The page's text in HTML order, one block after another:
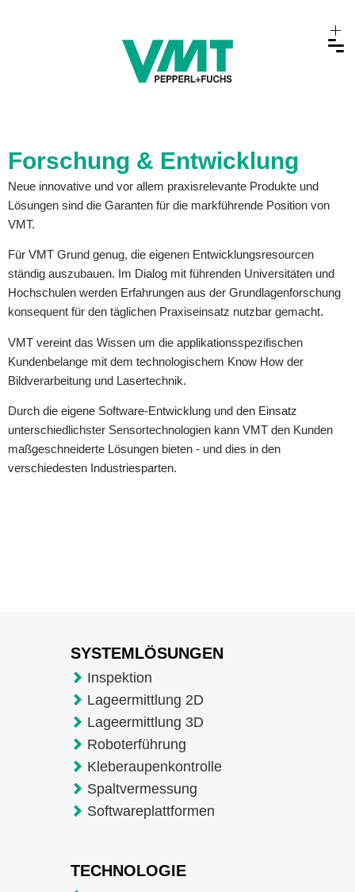
Forschung & Entwicklung
Neue innovative und vor allem praxisrelevante Produkte und
Lösungen sind die Garanten für die markführende Position von
VMT.
Für VMT Grund genug, die eigenen Entwicklungsresourcen
ständig auszubauen. Im Dialog mit führenden Universitäten und
Hochschulen werden Erfahrungen aus der Grundlagenforschung
konsequent für den täglichen Praxiseinsatz nutzbar gemacht.
VMT vereint das Wissen um die applikationsspezifischen
Kundenbelange mit dem technologischem Know How der
Bildverarbeitung und Lasertechnik.
Durch die eigene Software-Entwicklung und den Einsatz
unterschiedlichster Sensortechnologien kann VMT den Kunden
maßgeschneiderte Lösungen bieten - und dies in den
verschiedesten Industriesparten.
SYSTEMLÖSUNGEN
Inspektion
Lageermittlung 2D
Lageermittlung 3D
Roboterführung
Kleberaupenkontrolle
Spaltvermessung
Softwareplattformen
TECHNOLOGIE